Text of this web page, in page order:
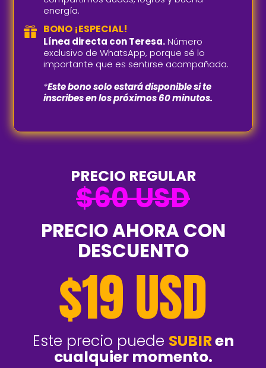
energía.
 BONO ¡ESPECIAL!
Línea directa con Teresa.Número
exclusivo de WhatsApp, porque sé lo
importante que es sentirse acompañada.
*Este bono solo estará disponible si te
inscribes en los próximos 60 minutos.
PRECIO REGULAR
$60 USD
PRECIO AHORA CON
DESCUENTO
$19 USD
Este precio puede SUBIRen
cualquier momento.